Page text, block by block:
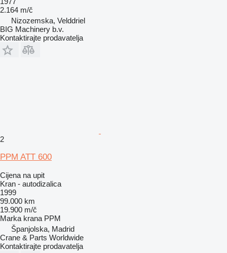
2.164 m/č
Nizozemska, Velddriel
BIG Machinery b.v.
Kontaktirajte prodavatelja
2
PPM ATT 600
Cijena na upit
Kran - autodizalica
1999
99.000 km
19.900 m/č
Marka krana PPM
Španjolska, Madrid
Crane & Parts Worldwide
Kontaktirajte prodavatelja